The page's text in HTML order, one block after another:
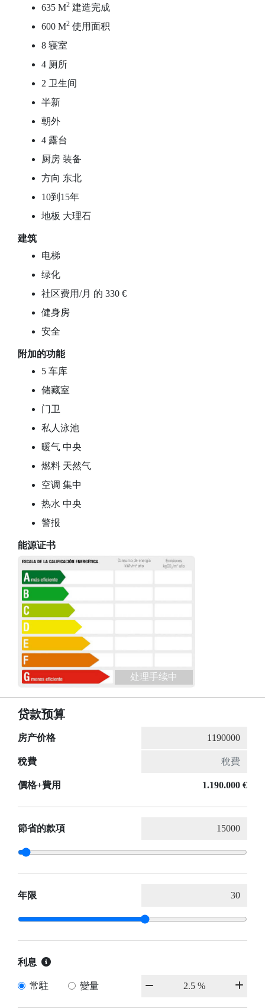
635 M2 建造完成
600 M2 使用面积
8 寝室
4 厕所
2 卫生间
半新
朝外
4 露台
厨房 装备
方向 东北
10到15年
地板 大理石
建筑
电梯
绿化
社区费用/月 的 330 €
健身房
安全
附加的功能
5 车库
储藏室
门卫
私人泳池
暖气 中央
燃料 天然气
空调 集中
热水 中央
警报
能源证书
处理手续中
贷款预算
房产价格
稅費
價格+費用 1.190.000 €
節省的款項
年限
利息
常駐 變量